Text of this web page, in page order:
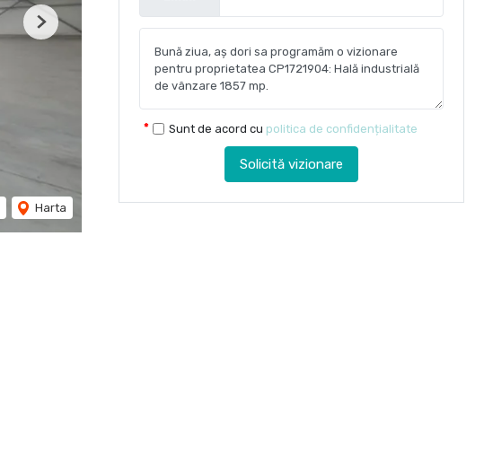
Harta
Next
Sunt de acord cu politica de confidențialitate
Solicită vizionare